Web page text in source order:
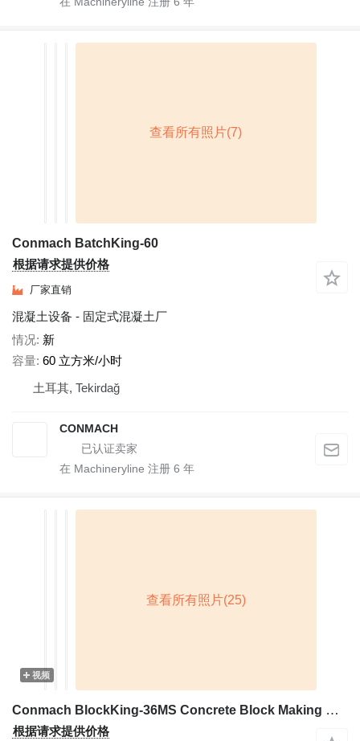
Conmach BatchKing-60
根据请求提供价格
厂家直销
混凝土设备 - 固定式混凝土厂
情况 新
容量 60 立方米/小时
土耳其, Tekirdağ
CONMACH
在 Machineryline 注册 6 年
视频
Conmach BlockKing-36MS Concrete Block Making Machine-12.000 units/shift
根据请求提供价格